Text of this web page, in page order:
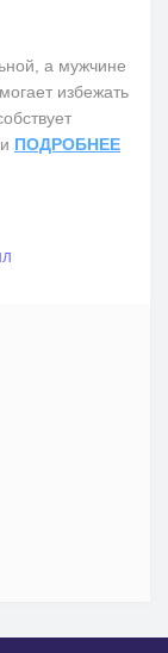
а мужчине
избежать
ПОДРОБНЕЕ